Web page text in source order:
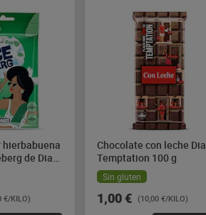
hierbabuena
de Dia
€/KILO)
Chocolate con leche Dia
Temptation 100 g
Sin gluten
1,00 € (10,00 €/KILO)